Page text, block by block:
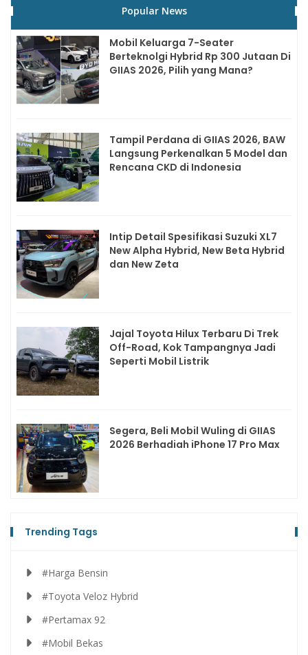
Popular News
Mobil Keluarga 7-Seater
Berteknolgi Hybrid Rp 300 Jutaan Di
GIIAS 2026, Pilih yang Mana?
Tampil Perdana di GIIAS 2026, BAW
Langsung Perkenalkan 5 Model dan
Rencana CKD di Indonesia
Intip Detail Spesifikasi Suzuki XL7
New Alpha Hybrid, New Beta Hybrid
dan New Zeta
Jajal Toyota Hilux Terbaru Di Trek
Off-Road, Kok Tampangnya Jadi
Seperti Mobil Listrik
Segera, Beli Mobil Wuling di GIIAS
2026 Berhadiah iPhone 17 Pro Max
Trending Tags
#Harga Bensin
#Toyota Veloz Hybrid
#Pertamax 92
#Mobil Bekas